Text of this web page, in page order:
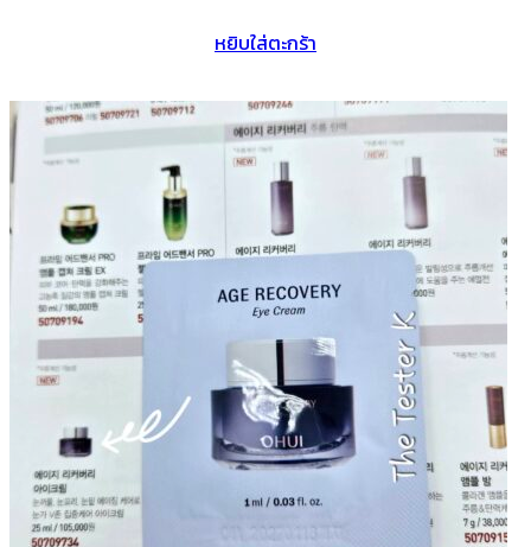
หยิบใส่ตะกร้า